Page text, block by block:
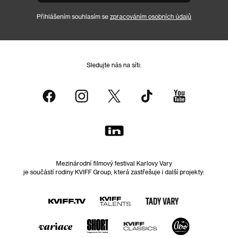
Přihlášením souhlasím se zpracováním osobních údajů
Sledujte nás na síti:
Mezinárodní filmový festival Karlovy Vary
je součástí rodiny KVIFF Group, která zastřešuje i další projekty: